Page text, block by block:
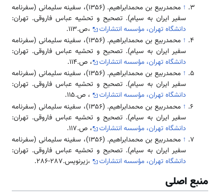
↑
محمدربیع بن محمدابراهیم. (۱۳۵۶)، سفینه سلیمانی (سفرنامه
سفیر ایران به سیام). تصحیح و تحشیه عباس فاروقی. تهران:
دانشگاه تهران، مؤسسه انتشارات
،ص.113.
↑
محمدربیع بن محمدابراهیم. (۱۳۵۶)، سفینه سلیمانی (سفرنامه
سفیر ایران به سیام). تصحیح و تحشیه عباس فاروقی. تهران:
دانشگاه تهران، مؤسسه انتشارات
، ص.114.
↑
محمدربیع بن محمدابراهیم. (۱۳۵۶)، سفینه سلیمانی (سفرنامه
سفیر ایران به سیام). تصحیح و تحشیه عباس فاروقی. تهران:
دانشگاه تهران، مؤسسه انتشارات
، ص.115.
↑
محمدربیع بن محمدابراهیم. (۱۳۵۶)، سفینه سلیمانی (سفرنامه
سفیر ایران به سیام). تصحیح و تحشیه عباس فاروقی. تهران:
دانشگاه تهران، مؤسسه انتشارات
، ص.117.
↑
محمدربیع بن محمدابراهیم. (۱۳۵۶)، سفینه سلیمانی (سفرنامه
سفیر ایران به سیام). تصحیح و تحشیه عباس فاروقی. تهران:
دانشگاه تهران، مؤسسه انتشارات
،زیرنویس.287-286.
منبع اصلی